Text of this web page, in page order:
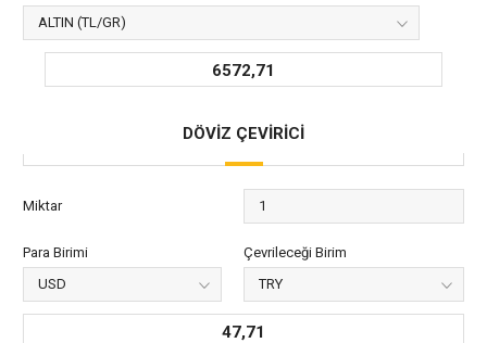
6572,71
DÖVİZ ÇEVİRİCİ
Miktar
Para Birimi Çevrileceği Birim
47,71